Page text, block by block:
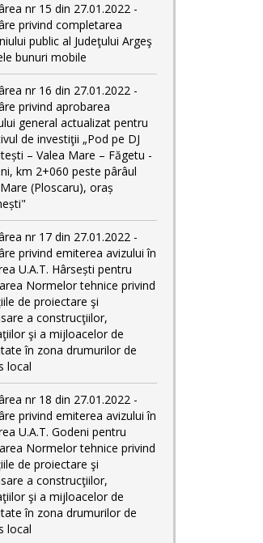
nr 15 din 27.01.2022 -
privind completarea
public al Judeţului Argeş
bunuri mobile
nr 16 din 27.01.2022 -
privind aprobarea
general actualizat pentru
de investiţii „Pod pe DJ
– Valea Mare – Făgetu -
km 2+060 peste pârâul
(Ploscaru), oraș
nr 17 din 27.01.2022 -
privind emiterea avizului în
U.A.T. Hârsești pentru
Normelor tehnice privind
de proiectare şi
a construcţiilor,
şi a mijloacelor de
în zona drumurilor de
local
nr 18 din 27.01.2022 -
privind emiterea avizului în
U.A.T. Godeni pentru
Normelor tehnice privind
de proiectare şi
a construcţiilor,
şi a mijloacelor de
în zona drumurilor de
local